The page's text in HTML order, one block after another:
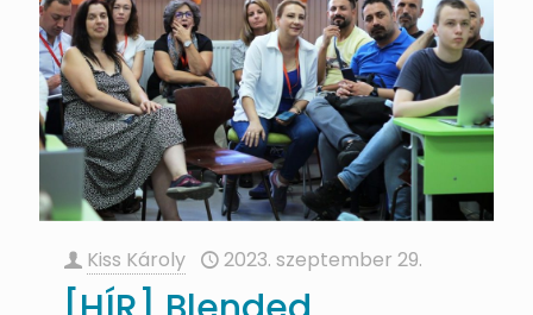
Kiss Károly 2023. szeptember 29.